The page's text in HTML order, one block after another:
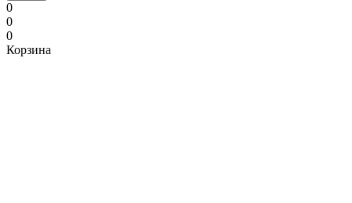
0
0
0
Корзина